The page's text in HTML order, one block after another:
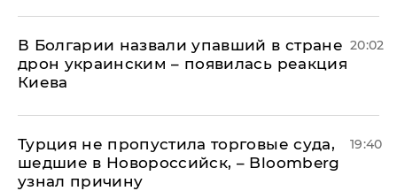
В Болгарии назвали упавший в стране
дрон украинским – появилась реакция
Киева
20:02
Турция не пропустила торговые суда,
шедшие в Новороссийск, – Bloomberg
узнал причину
19:40